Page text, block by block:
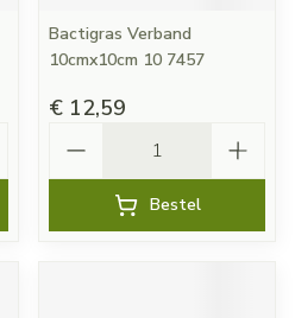
Bactigras Verband
10cmx10cm 10 7457
€ 12,59
Bestel